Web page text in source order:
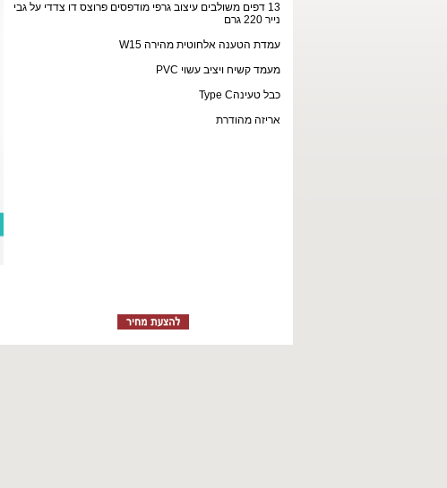
13 דפים משולבים עיצוב גרפי מודפסים פרוצס דו צדדי על גבי
נייר 220 גרם
עמדת הטענה אלחוטית מהירה W15
מעמד קשיח ויציב עשוי PVC
כבל טעינהType C
אריזה מהודרת